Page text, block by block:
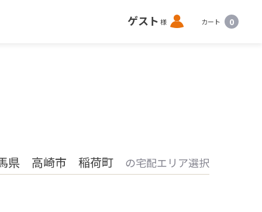
ゲスト 様 ロ
グ
カート 0
県 高崎市 稲荷町 の宅配エリア選択